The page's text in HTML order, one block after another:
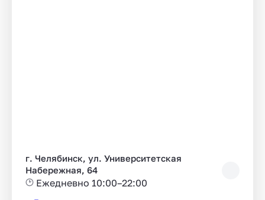
г. Челябинск, ул. Университетская
Набережная, 64
Ежедневно 10:00–22:00